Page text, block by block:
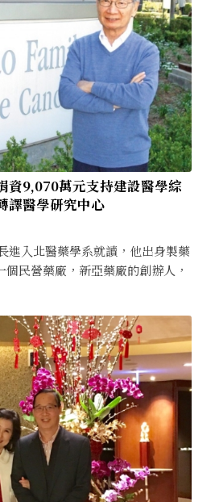
資9,070萬元支持建設醫學綜
譯醫學研究中心
進入北醫藥學系就讀，他出身製藥
民營藥廠，新亞藥廠的創辦人，